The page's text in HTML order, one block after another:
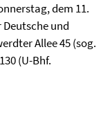
dem 11.
und
Allee 45 (sog.
(U-Bhf.